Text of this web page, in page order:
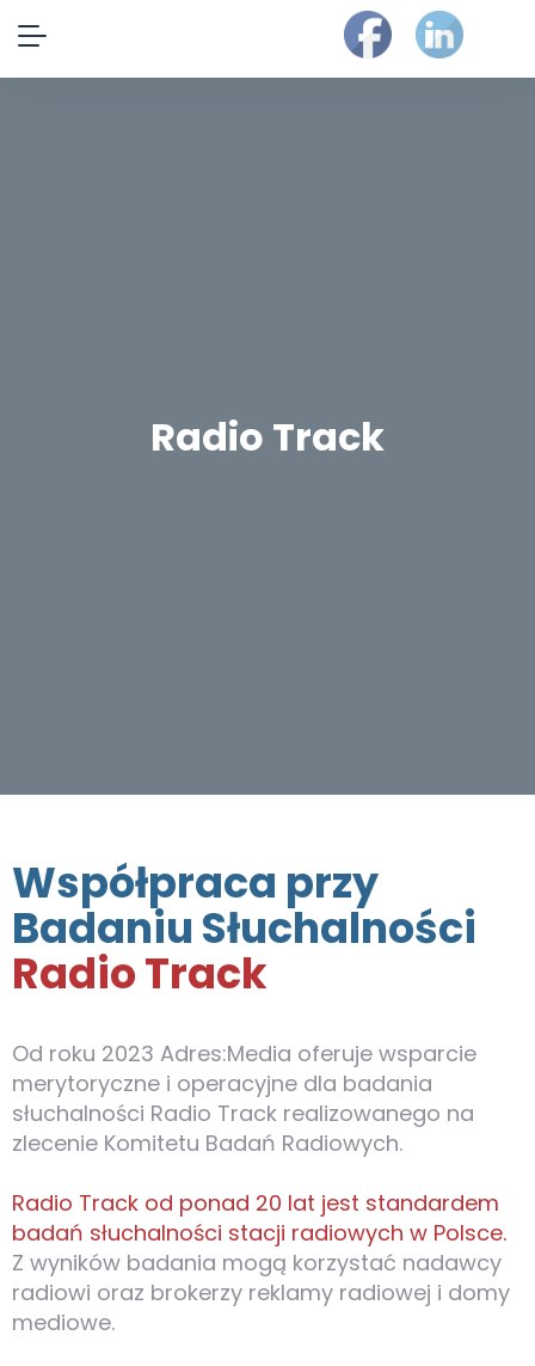
Radio Track
Współpraca przy
Badaniu Słuchalności
Radio Track
Od roku 2023 Adres:Media oferuje wsparcie
merytoryczne i operacyjne dla badania
słuchalności Radio Track realizowanego na
zlecenie Komitetu Badań Radiowych.
Radio Track od ponad 20 lat jest standardem
badań słuchalności stacji radiowych w Polsce.
Z wyników badania mogą korzystać nadawcy
radiowi oraz brokerzy reklamy radiowej i domy
mediowe.